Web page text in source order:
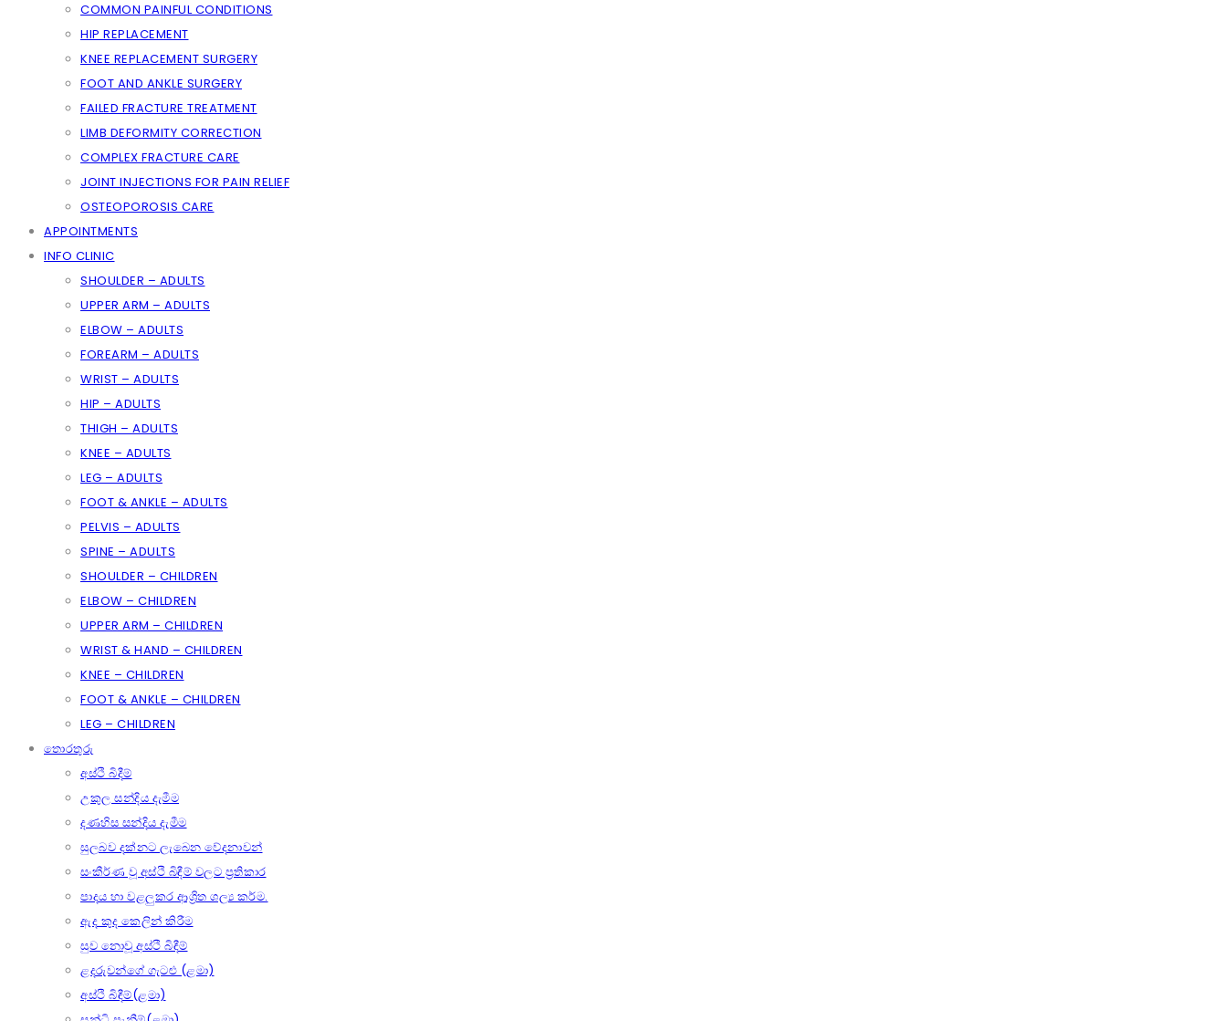
COMMON PAINFUL CONDITIONS
HIP REPLACEMENT
KNEE REPLACEMENT SURGERY
FOOT AND ANKLE SURGERY
FAILED FRACTURE TREATMENT
LIMB DEFORMITY CORRECTION
COMPLEX FRACTURE CARE
JOINT INJECTIONS FOR PAIN RELIEF
OSTEOPOROSIS CARE
APPOINTMENTS
INFO CLINIC
SHOULDER – ADULTS
UPPER ARM – ADULTS
ELBOW – ADULTS
FOREARM – ADULTS
WRIST – ADULTS
HIP – ADULTS
THIGH – ADULTS
KNEE – ADULTS
LEG – ADULTS
FOOT & ANKLE – ADULTS
PELVIS – ADULTS
SPINE – ADULTS
SHOULDER – CHILDREN
ELBOW – CHILDREN
UPPER ARM – CHILDREN
WRIST & HAND – CHILDREN
KNEE – CHILDREN
FOOT & ANKLE – CHILDREN
LEG – CHILDREN
තොරතුරු
අස්ථි බිදීම්
උකුල සන්දිය දැමීම
දණහිස සන්දිය දැමීම
සුලබව දක්නට ලැබෙන වේදනාවන්
සංකීර්ණ වූ අස්ථි බිඳීම් වලට ප්‍රතිකාර
පාදය හා වළලුකර ආශ්‍රිත ශල්‍ය කර්ම.
ඇද කුද කෙලින් කිරීම
සුව නොවූ අස්ථි බිඳීම්
ළදරුවන්ගේ ගැටළු (ළමා)
අස්ථි බිඳීම්(ළමා)